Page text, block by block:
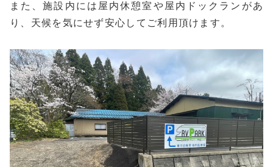
また、施設内には屋内休憩室や屋内ドックランがあ
り、天候を気にせず安心してご利用頂けます。